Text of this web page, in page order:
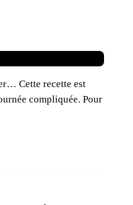
Cette recette est
compliquée. Pour